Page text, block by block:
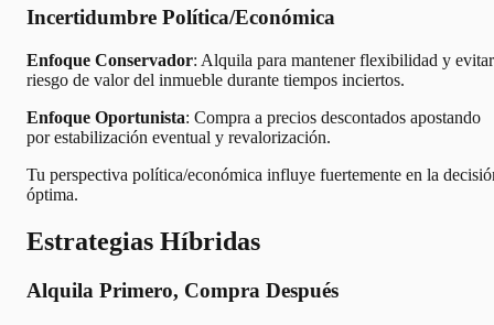
Incertidumbre Política/Económica
Enfoque Conservador: Alquila para mantener flexibilidad y evitar
riesgo de valor del inmueble durante tiempos inciertos.
Enfoque Oportunista: Compra a precios descontados apostando
por estabilización eventual y revalorización.
Tu perspectiva política/económica influye fuertemente en la
óptima.
Estrategias Híbridas
Alquila Primero, Compra Después